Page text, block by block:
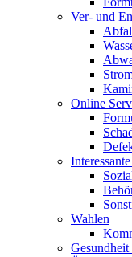
Ver- und
Online
Wahlen